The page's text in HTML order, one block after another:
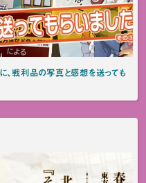
戦利品の写真と感想を送っても